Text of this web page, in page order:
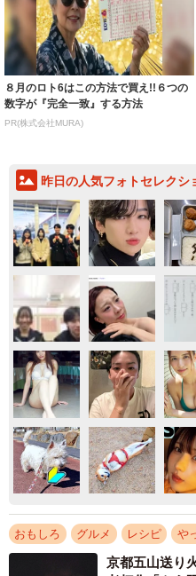
８月のロト6はこの方法で買え!!６つの
数字が『完全一致』する方法
PR(株式会社MURA)
昨日の人気フォトセレクシ
おもしろ グルメ レシピ や
京都五山送り